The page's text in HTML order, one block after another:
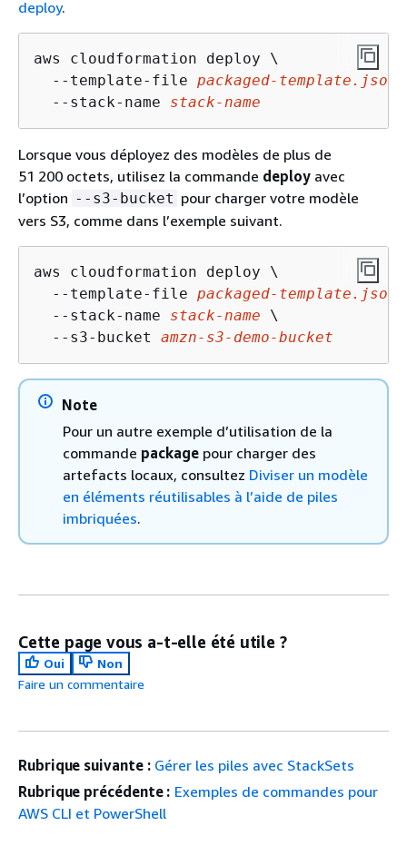
deploy.
aws cloudformation deploy \
  --template-file
packaged-template.json
  --stack-name
stack-name
Lorsque vous déployez des modèles de plus de
51 200 octets, utilisez la commande deploy avec
l’option --s3-bucket pour charger votre modèle
vers S3, comme dans l’exemple suivant.
aws cloudformation deploy \
  --template-file
packaged-template.json
  --stack-name
stack-name \
  --s3-bucket
amzn-s3-demo-bucket
Note
Pour un autre exemple d’utilisation de la
commande package pour charger des
artefacts locaux, consultez Diviser un modèle
en éléments réutilisables à l’aide de piles
imbriquées.
Cette page vous a-t-elle été utile ?
Oui
Non
Faire un commentaire
Rubrique suivante : Gérer les piles avec StackSets
Rubrique précédente : Exemples de commandes pour
AWS CLI et PowerShell